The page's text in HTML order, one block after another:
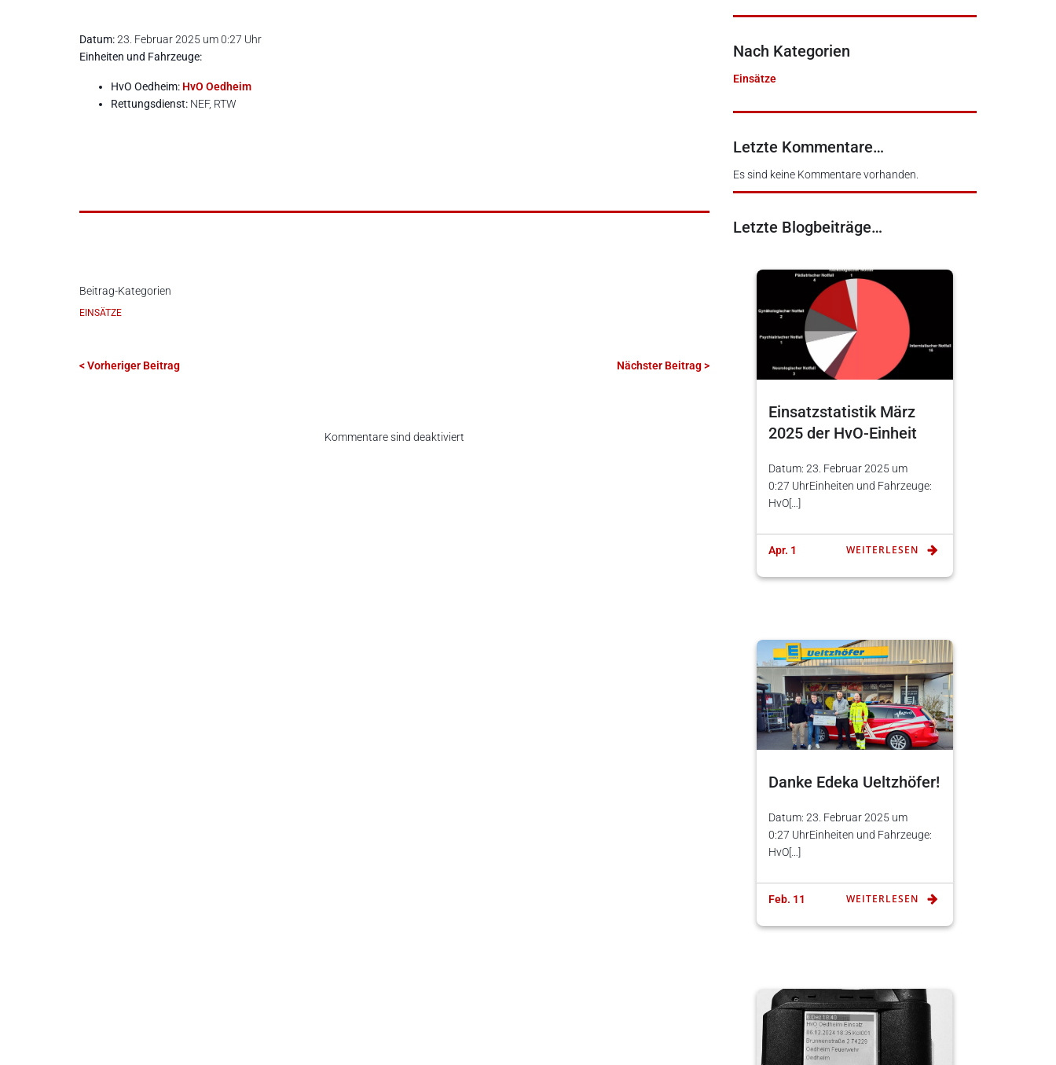
Datum:23. Februar 2025 um 0:27 Uhr
Einheiten und Fahrzeuge:
HvO Oedheim: HvO Oedheim
Rettungsdienst: NEF, RTW
Beitrag-Kategorien
EINSÄTZE
< Vorheriger Beitrag Nächster Beitrag >
Kommentare sind deaktiviert
Nach Kategorien
Einsätze
Letzte Kommentare…
Es sind keine Kommentare vorhanden.
Letzte Blogbeiträge…
Einsatzstatistik März
2025 der HvO-Einheit
Datum: 23. Februar 2025 um
0:27 UhrEinheiten und Fahrzeuge:
HvO[…]
Apr. 1 WEITERLESEN
Danke Edeka Ueltzhöfer!
Datum: 23. Februar 2025 um
0:27 UhrEinheiten und Fahrzeuge:
HvO[…]
Feb. 11 WEITERLESEN